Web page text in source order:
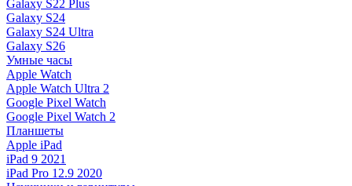
Galaxy S22 Plus
Galaxy S24
Galaxy S24 Ultra
Galaxy S26
Умные часы
Apple Watch
Apple Watch Ultra 2
Google Pixel Watch
Google Pixel Watch 2
Планшеты
Apple iPad
iPad 9 2021
iPad Pro 12.9 2020